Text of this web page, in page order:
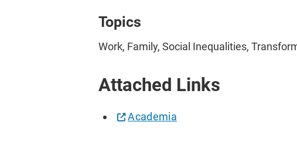
Topics
Work, Family, Social Inequalities,
Attached Links
Academia